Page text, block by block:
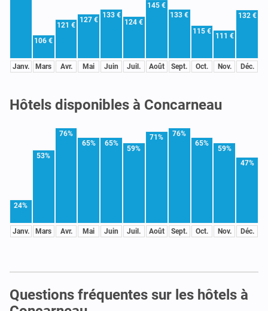
Janv.
106 €
Mars
121 €
Avr.
127 €
Mai
133 €
Juin
124 €
Juil.
145 €
Août
133 €
Sept.
115 €
Oct.
111 €
Nov.
132 €
Déc.
Hôtels disponibles à Concarneau
24%
Janv.
53%
Mars
76%
Avr.
65%
Mai
65%
Juin
59%
Juil.
71%
Août
76%
Sept.
65%
Oct.
59%
Nov.
47%
Déc.
Questions fréquentes sur les hôtels à